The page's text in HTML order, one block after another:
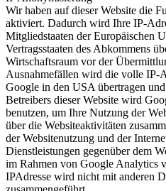
Wir haben auf dieser Website die
aktiviert. Dadurch wird Ihre IP-
Mitgliedstaaten der Europäischen
Vertragsstaaten des Abkommens
Wirtschaftsraum vor der
Ausnahmefällen wird die volle IP-
Google in den USA übertragen
Betreibers dieser Website wird
benutzen, um Ihre Nutzung der
über die Websiteaktivitäten
der Websitenutzung und der
Dienstleistungen gegenüber dem
im Rahmen von Google Analytics
IPAdresse wird nicht mit anderen